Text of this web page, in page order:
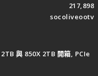
217,898
socoliveootv
與 850X 2TB 開箱, PCIe